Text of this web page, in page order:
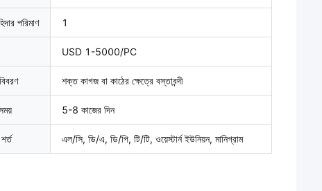
পরিমাণ 1
USD 1-5000/PC
শক্ত কাগজ বা কাঠের ক্ষেত্রে বস্তাবন্দী
5-8 কাজের দিন
এল/সি, ডি/এ, ডি/পি, টি/টি, ওয়েস্টার্ন ইউনিয়ন, মানিগ্রাম